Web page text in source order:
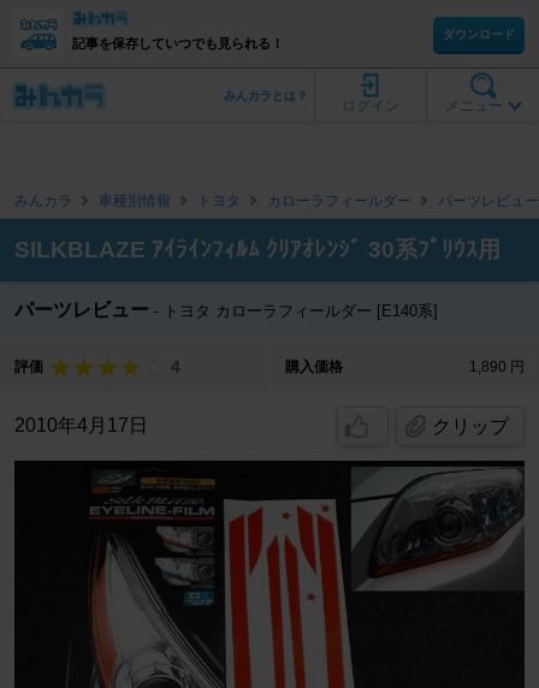
記事を保存していつでも見られる！
ダウンロード
メニュー
ログイン
みんカラとは？
みんカラ 車種別情報 トヨタ カローラフィールダー パーツレビュー
SILKBLAZE ｱｲﾗｲﾝﾌｨﾙﾑ ｸﾘｱｵﾚﾝｼﾞ 30系ﾌﾟﾘｳｽ用
パーツレビュー トヨタ カローラフィールダー [E140系]
評価 4 購入価格 1,890 円
2010年4月17日 クリップ